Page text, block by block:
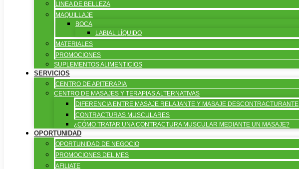
LINEA DE BELLEZA
MAQUILLAJE
BOCA
LABIAL LÍQUIDO
MATERIALES
PROMOCIONES
SUPLEMENTOS ALIMENTICIOS
SERVICIOS
CENTRO DE APITERAPIA
CENTRO DE MASAJES Y TERAPIAS ALTERNATIVAS
DIFERENCIA ENTRE MASAJE RELAJANTE Y MASAJE DESCONTRACTURANTE
CONTRACTURAS MUSCULARES
¿CÓMO TRATAR UNA CONTRACTURA MUSCULAR MEDIANTE UN MASAJE?
OPORTUNIDAD
OPORTUNIDAD DE NEGOCIO
PROMOCIONES DEL MES
AFILIATE